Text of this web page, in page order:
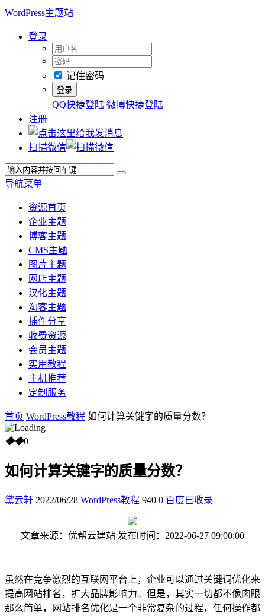
WordPress主题站
登录
记住密码
QQ快捷登陆 微博快捷登陆
注册
扫描微信
导航菜单
资源首页
企业主题
博客主题
CMS主题
图片主题
网店主题
汉化主题
淘客主题
插件分享
收费资源
会员主题
实用教程
主机推荐
定制服务
首页 WordPress教程 如何计算关键字的质量分数？
◆◆0
如何计算关键字的质量分数？
黛云轩 2022/06/28 WordPress教程 940 0 百度已收录
文章来源：优帮云建站 发布时间：2022-06-27 09:00:00
虽然在竞争激烈的互联网平台上，企业可以通过关键词优化来
提高网站排名，扩大品牌影响力。但是，其实一切都不像肉眼
那么简单，网站排名优化是一个非常复杂的过程，任何操作都